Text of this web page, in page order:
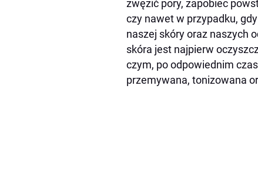
zwęzić pory, zapobiec
czy nawet w przypadku,
naszej skóry oraz naszych
skóra jest najpierw
czym, po odpowiednim
przemywana, tonizowana